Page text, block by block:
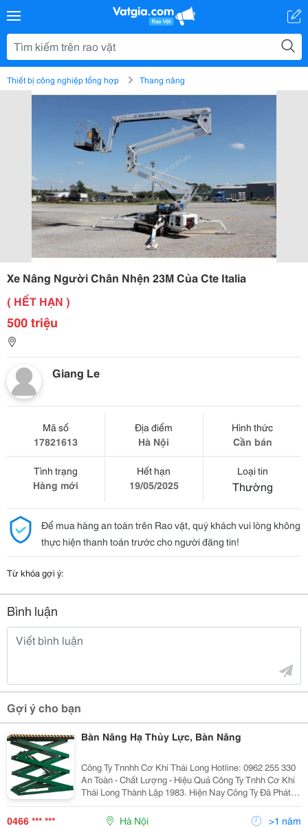
Thiết bị công nghiệp tổng hợp Thang nâng
Xe Nâng Người Chân Nhện 23M Của Cte Italia
( HẾT HẠN )
500 triệu
Giang Le
Mã số
17821613
Địa điểm
Hà Nội
Hình thức
Cần bán
Tình trạng
Hàng mới
Hết hạn
19/05/2025
Loại tin
Thường
Để mua hàng an toàn trên Rao vặt, quý khách vui lòng không
thực hiện thanh toán trước cho người đăng tin!
Từ khóa gợi ý:
Bình luận
Gợi ý cho bạn
Bàn Nâng Hạ Thủy Lực, Bàn Nâng
Công Ty Tnnhh Cơ Khí Thái Long Hotline: 0962 255 330
An Toàn - Chất Lượng - Hiệu Quả Công Ty Tnhh Cơ Khí
Thái Long Thành Lập 1983. Hiện Nay Công Ty Đã Phát
Triển Hơn 200 Dòng Sản Phẩm Trong 10 Thể Loại, Sản
Phẩm Chủ Đạo Của Công Ty Bao Gồm C
0466 *** *** Hà Nội >1 năm